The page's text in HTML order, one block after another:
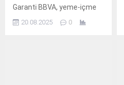
Garanti BBVA, yeme-içme
yönelik yenilikçi
20.08.2025 0